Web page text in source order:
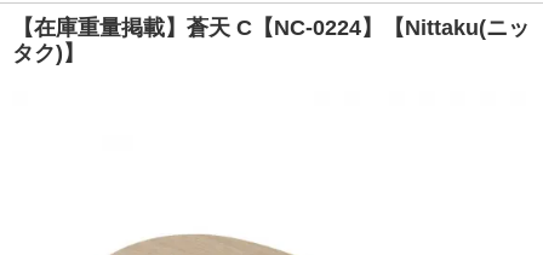
【在庫重量掲載】蒼天 C【NC-0224】【Nittaku(ニッ
タク)】